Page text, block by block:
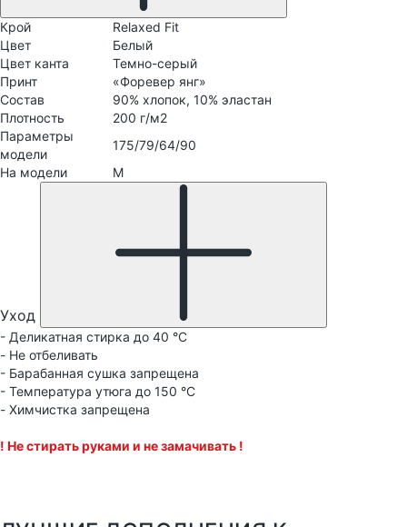
Крой
Relaxed Fit
Цвет
Белый
Цвет канта
Темно-серый
Принт
«Форевер янг»
Состав
90% хлопок, 10% эластан
Плотность
200 г/м2
Параметры
модели
175/79/64/90
На модели
М
Уход
- Деликатная стирка до 40 °C
- Не отбеливать
- Барабанная сушка запрещена
- Температура утюга до 150 °C
- Химчистка запрещена
! Не стирать руками и не замачивать !